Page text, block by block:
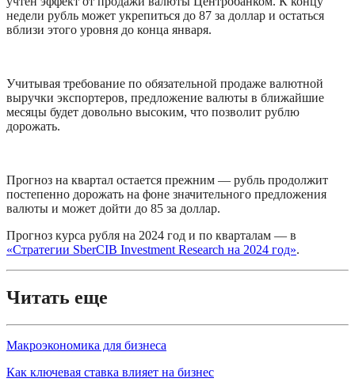
недели рубль может укрепиться до 87 за доллар и остаться
вблизи этого уровня до конца января.
Учитывая требование по обязательной продаже валютной
выручки экспортеров, предложение валюты в ближайшие
месяцы будет довольно высоким, что позволит рублю
дорожать.
Прогноз на квартал остается прежним — рубль продолжит
постепенно дорожать на фоне значительного предложения
валюты и может дойти до 85 за доллар.
«Стратегии SberCIB Investment Research на 2024 год».
Читать еще
Макроэкономика для бизнеса
Как ключевая ставка влияет на бизнес